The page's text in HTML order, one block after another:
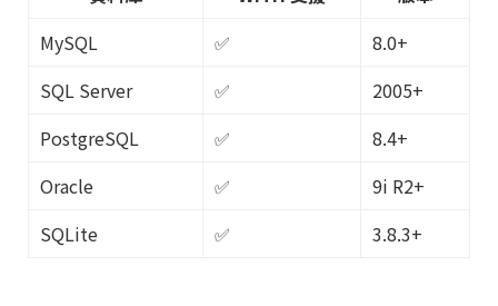
MySQL
✅
8.0+
SQL Server
✅
2005+
PostgreSQL
✅
8.4+
Oracle
✅
9i R2+
SQLite
✅ 3.8.3+